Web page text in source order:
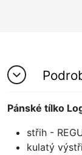
Pánské tílko
střih -
kulatý